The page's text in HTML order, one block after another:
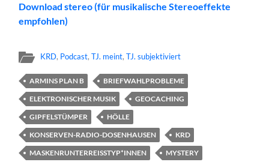
Download stereo (für musikalische Stereoeffekte
empfohlen)
KRD, Podcast,TJ. meint,TJ. subjektiviert
ARMINS PLAN B
BRIEFWAHLPROBLEME
ELEKTRONISCHER MUSIK
GEOCACHING
GIPFELSTÜMPER
HÖLLE
KONSERVEN-RADIO-DOSENHAUSEN
KRD
MASKENRUNTERREISSTYP*INNEN
MYSTERY